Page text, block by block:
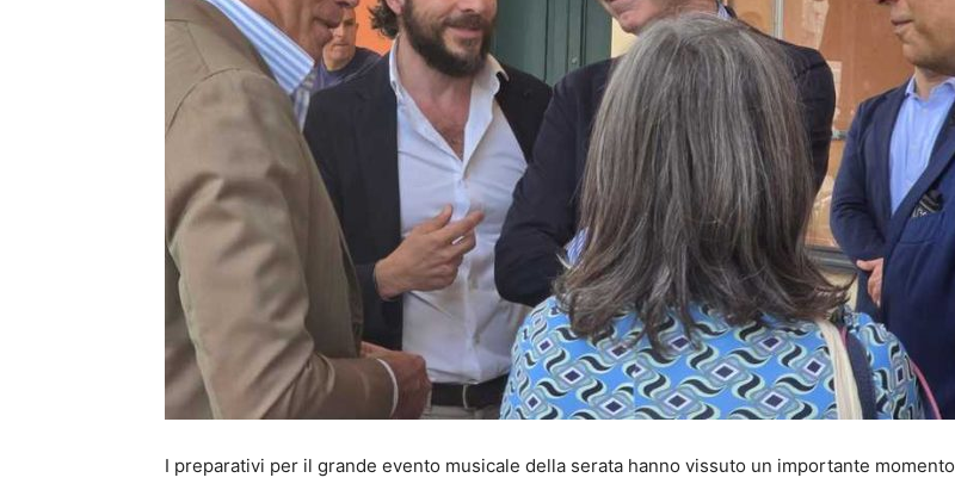
I preparativi per il grande evento musicale della serata hanno vissuto un importante momento